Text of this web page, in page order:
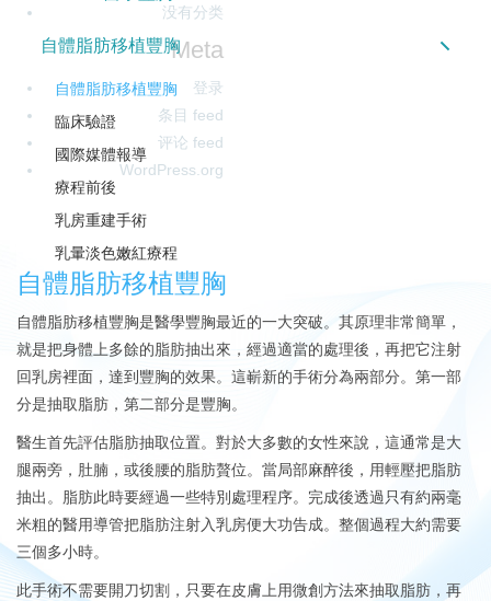
没有分类
Meta
登录
条目 feed
评论 feed
WordPress.org
自體脂肪移植豐胸
自體脂肪移植豐胸
臨床驗證
國際媒體報導
療程前後
乳房重建手術
乳暈淡色嫩紅療程
自體脂肪移植豐胸
自體脂肪移植豐胸是醫學豐胸最近的一大突破。其原理非常簡單，
就是把身體上多餘的脂肪抽出來，經過適當的處理後，再把它注射
回乳房裡面，達到豐胸的效果。這嶄新的手術分為兩部分。第一部
分是抽取脂肪，第二部分是豐胸。
醫生首先評估脂肪抽取位置。對於大多數的女性來說，這通常是大
腿兩旁，肚腩，或後腰的脂肪贅位。當局部麻醉後，用輕壓把脂肪
抽出。脂肪此時要經過一些特別處理程序。完成後透過只有約兩毫
米粗的醫用導管把脂肪注射入乳房便大功告成。整個過程大約需要
三個多小時。
此手術不需要開刀切割，只要在皮膚上用微創方法來抽取脂肪，再